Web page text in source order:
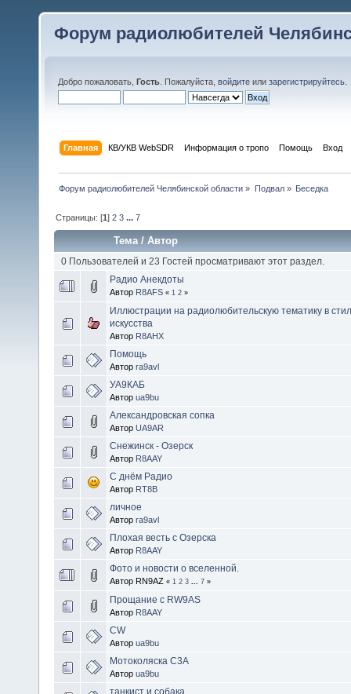
Форум радиолюбителей
Добро пожаловать, Гость . Пожалуйста, войдите или зарегистрируйтесь
Главная КВ/УКВ WebSDR Информация о тропо Помощь Вход
Форум радиолюбителей Челябинской области » Подвал» Беседка
Страницы: [1]2 3 ...7
Тема/Автор
0 Пользователей и 23 Гостей просматривают этот раздел.
Радио Анекдоты
Автор R8AFS « 1 2 »
Иллюстрации на радиолюбительскую тематику в
искусства
Автор R8AHX
Помощь
Автор ra9avl
УА9КАБ
Автор ua9bu
Александровская сопка
Автор UA9AR
Снежинск - Озерск
Автор R8AAY
С днём Радио
Автор RT8B
личное
Автор ra9avl
Плохая весть с Озерска
Автор R8AAY
Фото и новости о вселенной.
Автор RN9AZ « 1 2 3 7 »
Прощание с RW9AS
Автор R8AAY
CW
Автор ua9bu
Мотоколяска С3А
Автор ua9bu
танкист и собака